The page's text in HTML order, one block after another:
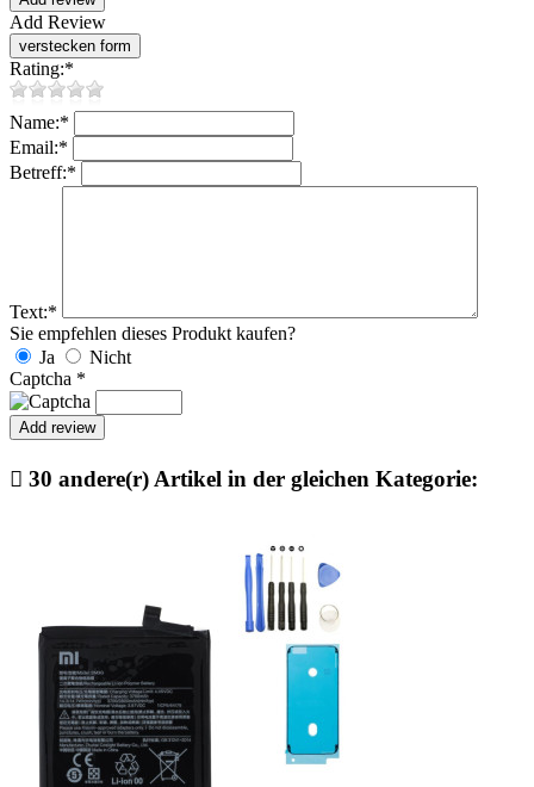
Add Review
Rating:*
Name:*
Email:*
Betreff:*
Text:*
Sie empfehlen dieses Produkt kaufen?
Ja
Nicht
Captcha *
 30 andere(r) Artikel in der gleichen Kategorie: